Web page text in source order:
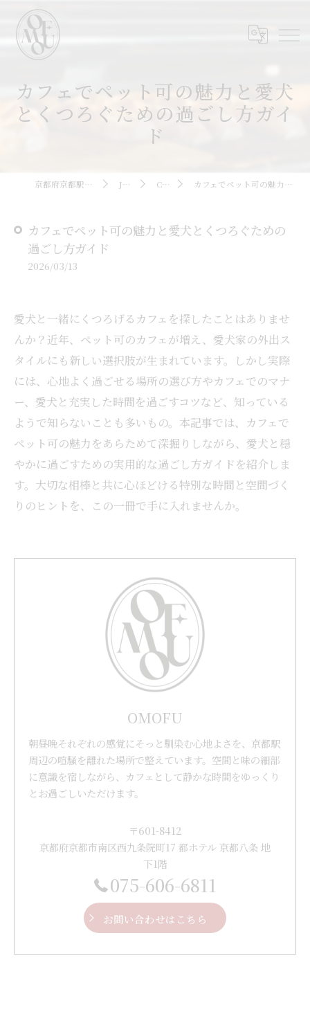
カフェでペット可の魅力と愛犬
とくつろぐための過ごし方ガイ
ド
京都府京都駅周辺のカフェならOMOFU JOURNAL COLUMN カフェでペット可の魅力と愛犬とくつろぐための過ごし方ガイド
カフェでペット可の魅力と愛犬とくつろぐための
過ごし方ガイド
2026/03/13
愛犬と一緒にくつろげるカフェを探したことはありませ
んか？近年、ペット可のカフェが増え、愛犬家の外出ス
タイルにも新しい選択肢が生まれています。しかし実際
には、心地よく過ごせる場所の選び方やカフェでのマナ
ー、愛犬と充実した時間を過ごすコツなど、知っている
ようで知らないことも多いもの。本記事では、カフェで
ペット可の魅力をあらためて深掘りしながら、愛犬と穏
やかに過ごすための実用的な過ごし方ガイドを紹介しま
す。大切な相棒と共に心ほどける特別な時間と空間づく
りのヒントを、この一冊で手に入れませんか。
OMOFU
朝昼晩それぞれの感覚にそっと馴染む心地よさを、京都駅
周辺の喧騒を離れた場所で整えています。空間と味の細部
に意識を宿しながら、カフェとして静かな時間をゆっくり
とお過ごしいただけます。
〒601-8412
京都府京都市南区西九条院町17 都ホテル 京都八条 地
下1階
075-606-6811
お問い合わせはこちら